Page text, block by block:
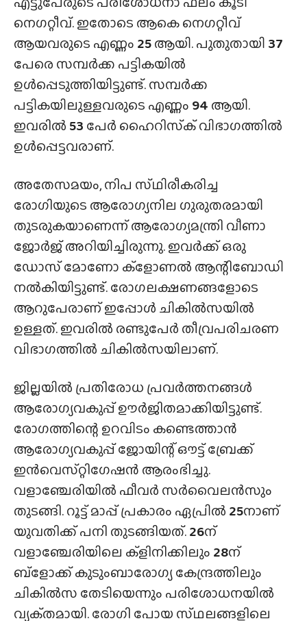
നെഗറ്റീവ്. ഇതോടെ ആകെ നെഗറ്റീവ്
ആയവരുടെ എണ്ണം 25ആയി. പുതുതായി 37
പേരെ സമ്പർക്ക പട്ടികയിൽ
ഉൾപ്പെടുത്തിയിട്ടുണ്ട്. സമ്പർക്ക
പട്ടികയിലുള്ളവരുടെ എണ്ണം 94 ആയി.
ഇവരിൽ 53 പേർ ഹൈറിസ്‌ക് വിഭാഗത്തിൽ
ഉൾപ്പെട്ടവരാണ്.
അതേസമയം, നിപ സ്‌ഥിരീകരിച്ച
രോഗിയുടെ ആരോഗ്യനില ഗുരുതരമായി
തുടരുകയാണെന്ന് ആരോഗ്യമന്ത്രി വീണാ
ജോർജ് അറിയിച്ചിരുന്നു. ഇവർക്ക് ഒരു
ഡോസ് മോണോ ക്ളോണൽ ആന്റിബോഡി
നൽകിയിട്ടുണ്ട്. രോഗലക്ഷണങ്ങളോടെ
ആറുപേരാണ് ഇപ്പോൾ ചികിൽസയിൽ
ഉള്ളത്. ഇവരിൽ രണ്ടുപേർ തീവ്രപരിചരണ
വിഭാഗത്തിൽ ചികിൽസയിലാണ്.
ജില്ലയിൽ പ്രതിരോധ പ്രവർത്തനങ്ങൾ
ആരോഗ്യവകുപ്പ് ഊർജിതമാക്കിയിട്ടുണ്ട്.
രോഗത്തിന്റെ ഉറവിടം കണ്ടെത്താൻ
ആരോഗ്യവകുപ്പ് ജോയിന്റ് ഔട്ട് ബ്രേക്ക്
ഇൻവെസ്‌റ്റിഗേഷൻ ആരംഭിച്ചു.
വളാഞ്ചേരിയിൽ ഫീവർ സർവൈലൻസും
തുടങ്ങി. റൂട്ട് മാപ്പ് പ്രകാരം ഏപ്രിൽ 25നാണ്
യുവതിക്ക് പനി തുടങ്ങിയത്.26ന്
വളാഞ്ചേരിയിലെ ക്ളിനിക്കിലും 28ന്
ബ്ളോക്ക് കുടുംബാരോഗ്യ കേന്ദ്രത്തിലും
ചികിൽസ തേടിയെന്നും പരിശോധനയിൽ
വ്യക്‌തമായി. രോഗി പോയ സ്‌ഥലങ്ങളിലെ